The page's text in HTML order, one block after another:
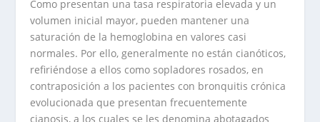
Como presentan una tasa respiratoria elevada y un
volumen inicial mayor, pueden mantener una
saturación de la hemoglobina en valores casi
normales. Por ello, generalmente no están cianóticos,
refiriéndose a ellos como sopladores rosados, en
contraposición a los pacientes con bronquitis crónica
evolucionada que presentan frecuentemente
cianosis, a los cuales se les denomina abotagados